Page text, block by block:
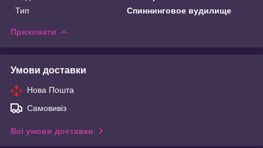
Тип
Спиннинговое вудилище
Приховати
Умови доставки
Нова Пошта
Самовивіз
Всі умови доставки